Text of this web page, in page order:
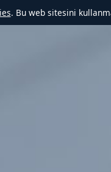
. Bu web sitesini